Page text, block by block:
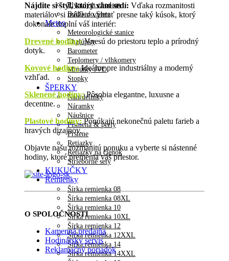
Plynulým chodom
Budík do Siete
Meteo
Meteorologické stanice
Chalúpky
Barometer
Teplomery / vlhkomery
Minútky JVD
Stopky
ŠPERKY
Náhrdelníky
Náramky
Náušnice
Písmená & perly
Prstene
Retiazky
Retiazky na členok
Strieborné sety
KUKUČKY
Remienky
Šírka remienka 08
Šírka remienka 08XL
Šírka remienka 10
Šírka remienka 10XL
Šírka remienka 12
Šírka remienka 12XXL
Šírka remienka 14
Šírka remienka 14XXL
Nájdite si štýl, ktorý vám sedí: Vďaka rozmanitosti
materiálov si môžete vybrať presne taký kúsok, ktorý
dokonale doplní váš interiér:
Drevené hodiny:Vnesú do priestoru teplo a prírodný
dotyk.
Kovové hodiny:Ideálne pre industriálny a moderný
vzhľad.
Sklenené hodiny:Pôsobia elegantne, luxusne a
decentne.
Plastové hodiny:Ponúkajú nekonečnú paletu farieb a
hravých dizajnov.
Objavte našu rozmanitú ponuku a vyberte si nástenné
hodiny, ktoré premenia váš priestor.
O SPOLOČNOSTI
Kamenná predajňa
Hodinársky servis
Reklamačný poriadok